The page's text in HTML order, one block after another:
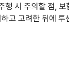
시 주의할 점,
고 고려한 뒤에